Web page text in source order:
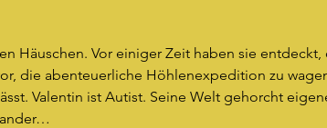
Häuschen. Vor einiger Zeit haben sie entdeckt,
die abenteuerliche Höhlenexpedition zu
Valentin ist Autist. Seine Welt gehorcht